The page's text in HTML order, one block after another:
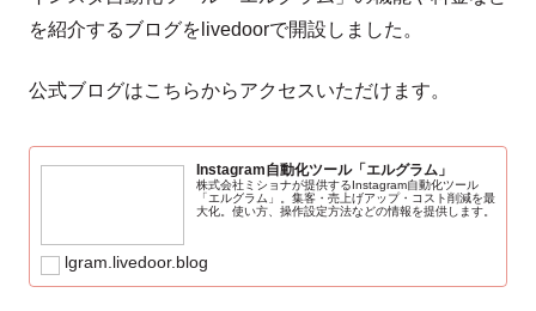
を紹介するブログをlivedoorで開設しました。
公式ブログはこちらからアクセスいただけます。
Instagram自動化ツール「エルグラム」
株式会社ミショナが提供するInstagram自動化ツール
「エルグラム」。集客・売上げアップ・コスト削減を最
大化。使い方、操作設定方法などの情報を提供します。
lgram.livedoor.blog